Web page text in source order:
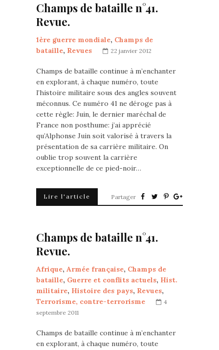
Champs de bataille n°41.
Revue.
1ère guerre mondiale, Champs de
bataille, Revues 22 janvier 2012
Champs de bataille continue à m’enchanter
en explorant, à chaque numéro, toute
l’histoire militaire sous des angles souvent
méconnus. Ce numéro 41 ne déroge pas à
cette règle: Juin, le dernier maréchal de
France non posthume: j’ai apprécié
qu’Alphonse Juin soit valorisé à travers la
présentation de sa carrière militaire. On
oublie trop souvent la carrière
exceptionnelle de ce pied-noir…
Lire l'article Partager
Champs de bataille n°41.
Revue.
Afrique, Armée française, Champs de
bataille, Guerre et conflits actuels, Hist.
militaire, Histoire des pays, Revues,
Terrorisme, contre-terrorisme
4
septembre 2011
Champs de bataille continue à m’enchanter
en explorant, à chaque numéro, toute